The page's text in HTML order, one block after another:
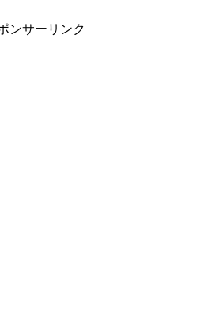
ンサーリンク